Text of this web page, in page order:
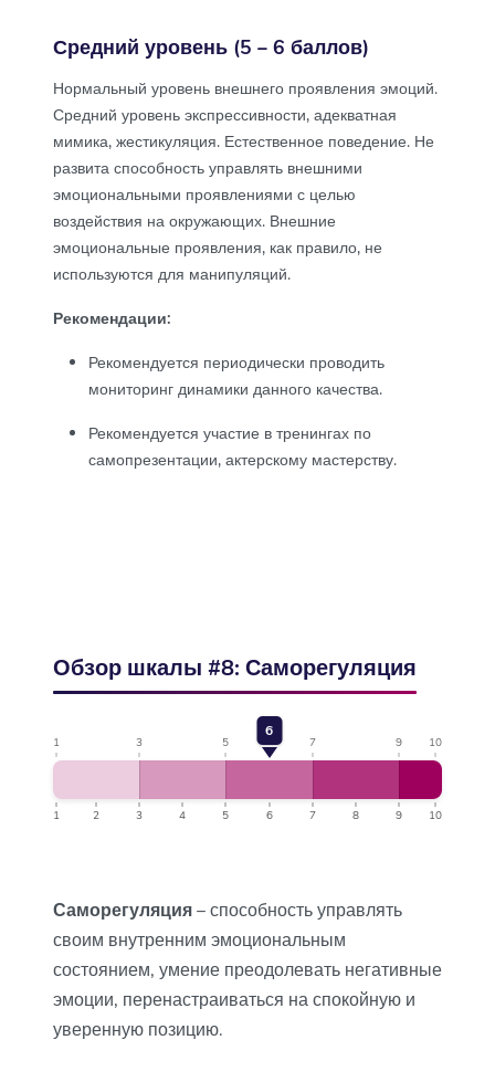
Средний уровень (5 – 6 баллов)
Нормальный уровень внешнего проявления эмоций.
Средний уровень экспрессивности, адекватная
мимика, жестикуляция. Естественное поведение. Не
развита способность управлять внешними
эмоциональными проявлениями с целью
воздействия на окружающих. Внешние
эмоциональные проявления, как правило, не
используются для манипуляций.
Рекомендации:
Рекомендуется периодически проводить
мониторинг динамики данного качества.
Рекомендуется участие в тренингах по
самопрезентации, актерскому мастерству.
Обзор шкалы #8: Саморегуляция
1 3 5 7 9 10
1 2 3 4 5 6 7 8 9 10
6
Саморегуляция– способность управлять
своим внутренним эмоциональным
состоянием, умение преодолевать негативные
эмоции, перенастраиваться на спокойную и
уверенную позицию.